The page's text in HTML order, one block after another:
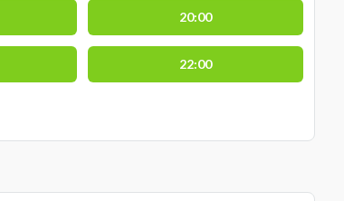
20:00
22:00